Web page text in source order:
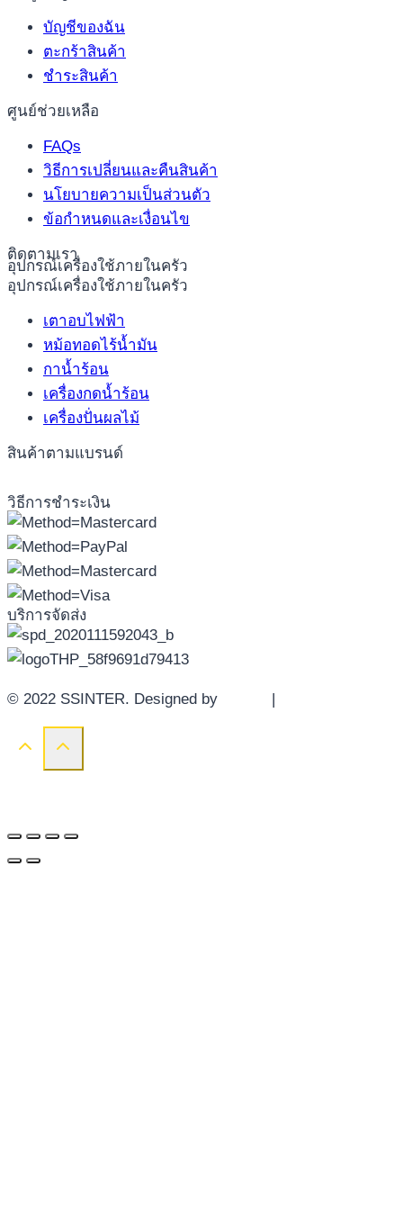
อุปกรณ์เครื่องใช้ภายในครัว
อุปกรณ์เครื่องใช้ภายในครัว
เตาอบไฟฟ้า
หม้อทอดไร้น้ำมัน
กาน้ำร้อน
เครื่องกดน้ำร้อน
เครื่องปั่นผลไม้
สินค้าตามแบรนด์
บัญชีของฉัน
ตะกร้าสินค้า
ชำระสินค้า
ศูนย์ช่วยเหลือ
FAQs
วิธีการเปลี่ยนและคืนสินค้า
นโยบายความเป็นส่วนตัว
ข้อกำหนดและเงื่อนไข
ติดตามเรา
วิธีการชำระเงิน
บริการจัดส่ง
© 2022 SSINTER. Designed by |